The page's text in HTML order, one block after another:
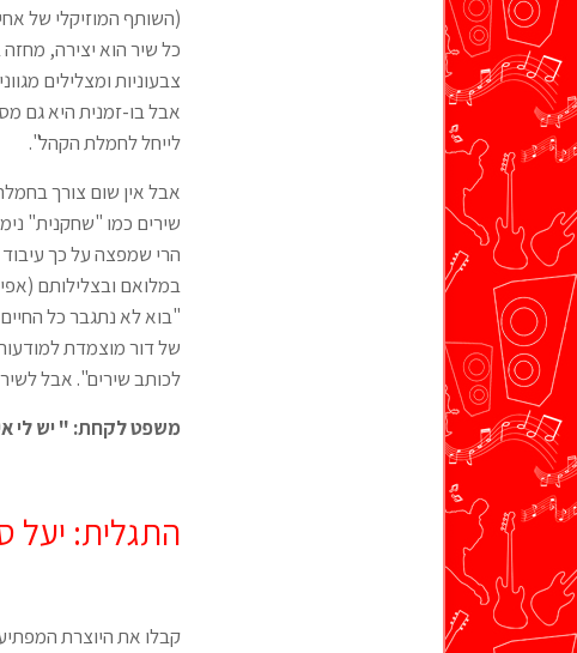
(השותף המוזיקלי של
כל שיר הוא יצירה,
צבעוניות ומצלילים
אבל בו-זמנית היא גם
לייחל לחמלת הקהל".
אבל אין שום צורך
שירים כמו "שחקנית"
הרי שמפצה על כך עיבוד
במלואם ובצלילותם
"בוא לא נתגבר כל
של דור מוצמדת
לכותב שירים". אבל
משפט לקחת: " יש לי
התגלית: יעל
קבלו את היוצרת